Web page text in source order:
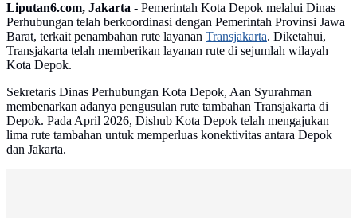
Liputan6.com, Jakarta - Pemerintah Kota Depok melalui Dinas
Perhubungan telah berkoordinasi dengan Pemerintah Provinsi Jawa
Barat, terkait penambahan rute layanan Transjakarta. Diketahui,
Transjakarta telah memberikan layanan rute di sejumlah wilayah
Kota Depok.
Sekretaris Dinas Perhubungan Kota Depok, Aan Syurahman
membenarkan adanya pengusulan rute tambahan Transjakarta di
Depok. Pada April 2026, Dishub Kota Depok telah mengajukan
lima rute tambahan untuk memperluas konektivitas antara Depok
dan Jakarta.